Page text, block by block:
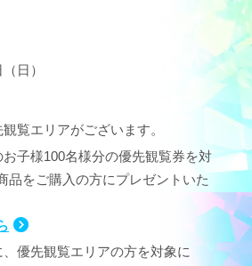
日）
覧エリアがございます。
子様100名様分の優先観覧券を対
品をご購入の方にプレゼントいた
優先観覧エリアの方を対象に